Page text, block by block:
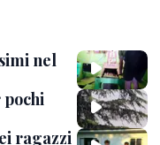
nel
ragazzi